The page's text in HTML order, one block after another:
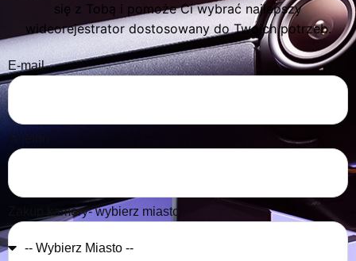
się z Tobą i pomoże Ci wybrać najlepszy
wideorejestrator dostosowany do Twoich potrzeb.
E-mail
Telefon
Zakup kamery- wybierz miasto